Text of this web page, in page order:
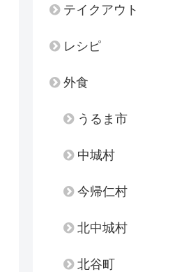
テイクアウト
レシピ
外食
うるま市
中城村
今帰仁村
北中城村
北谷町